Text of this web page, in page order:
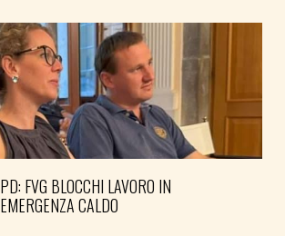
PD: FVG BLOCCHI LAVORO IN
EMERGENZA CALDO